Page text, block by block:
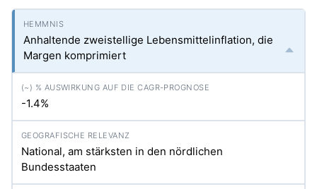
Anhaltende zweistellige Lebensmittelinflation, die
Margen komprimiert
-1.4%
National, am stärksten in den nördlichen
Bundesstaaten